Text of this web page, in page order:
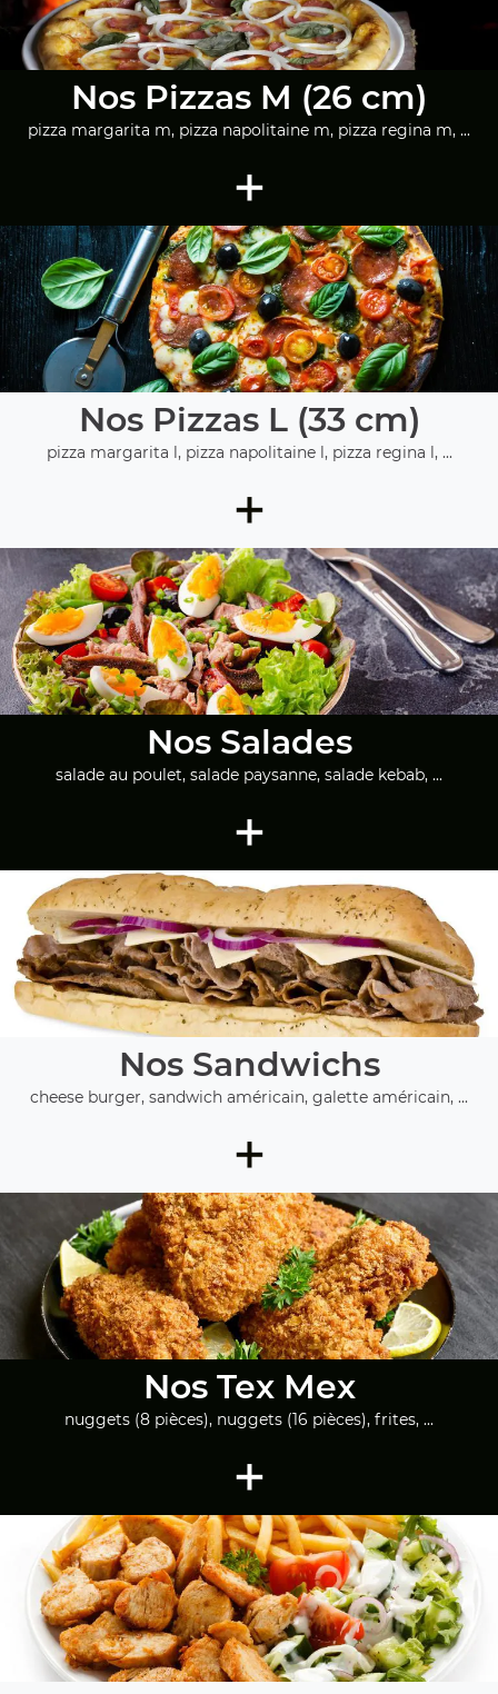
Nos Pizzas M (26 cm)
pizza margarita m, pizza napolitaine m, pizza regina m, ...
+
Nos Pizzas L (33 cm)
pizza margarita l, pizza napolitaine l, pizza regina l, ...
+
Nos Salades
salade au poulet, salade paysanne, salade kebab, ...
+
Nos Sandwichs
cheese burger, sandwich américain, galette américain, ...
+
Nos Tex Mex
nuggets (8 pièces), nuggets (16 pièces), frites, ...
+